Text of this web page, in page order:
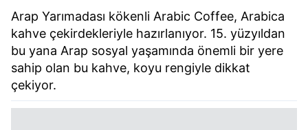
Arap Yarımadası kökenli Arabic Coffee, Arabica
kahve çekirdekleriyle hazırlanıyor. 15. yüzyıldan
bu yana Arap sosyal yaşamında önemli bir yere
sahip olan bu kahve, koyu rengiyle dikkat
çekiyor.